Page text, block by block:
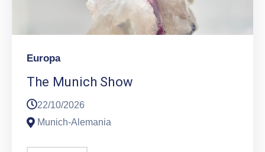
Europa
The Munich Show
22/10/2026
Munich-Alemania